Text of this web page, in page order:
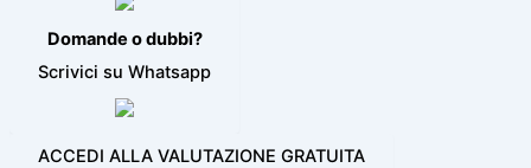
Domande o dubbi?
Scrivici su Whatsapp
ACCEDI ALLA VALUTAZIONE GRATUITA